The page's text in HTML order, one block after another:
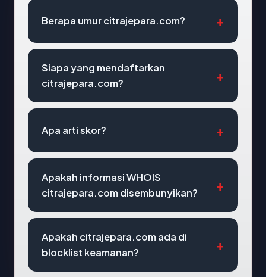
Berapa umur citrajepara.com?
Siapa yang mendaftarkan
citrajepara.com?
Apa arti skor?
Apakah informasi WHOIS
citrajepara.com disembunyikan?
Apakah citrajepara.com ada di
blocklist keamanan?